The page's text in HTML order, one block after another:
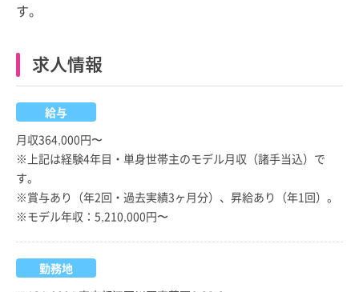
す。
求人情報
給与
月収364,000円〜
※上記は経験4年目・単身世帯主のモデル月収（諸手当込）で
す。
※賞与あり（年2回・過去実績3ヶ月分）、昇給あり（年1回）。
※モデル年収：5,210,000円〜
勤務地